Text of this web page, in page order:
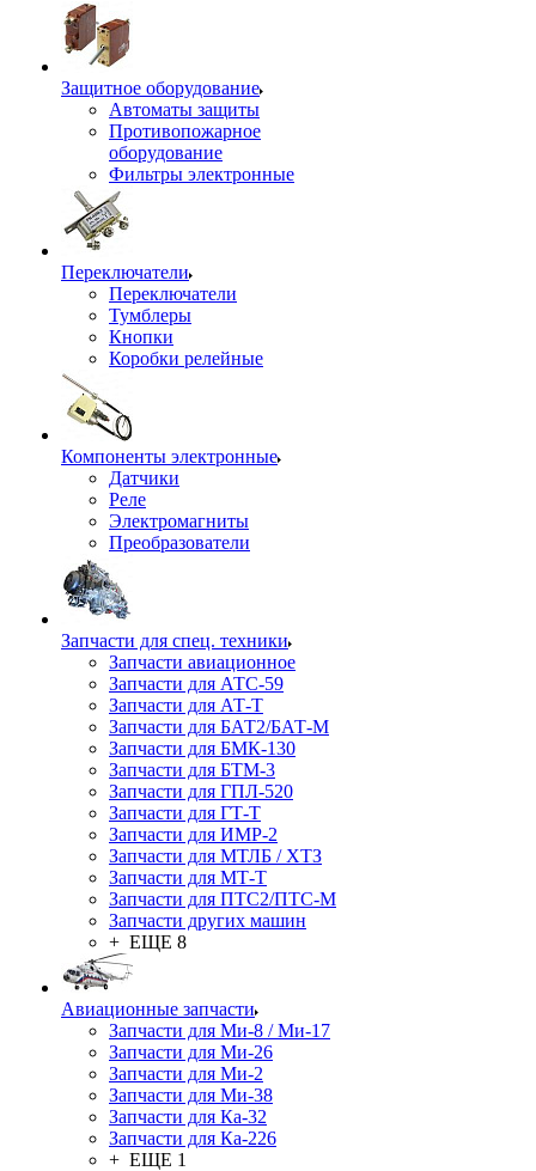
Защитное оборудование
Автоматы защиты
Противопожарное
оборудование
Фильтры электронные
Переключатели
Переключатели
Тумблеры
Кнопки
Коробки релейные
Компоненты электронные
Датчики
Реле
Электромагниты
Преобразователи
Запчасти для спец. техники
Запчасти авиационное
Запчасти для АТС-59
Запчасти для АТ-Т
Запчасти для БАТ2/БАТ-М
Запчасти для БМК-130
Запчасти для БТМ-3
Запчасти для ГПЛ-520
Запчасти для ГТ-Т
Запчасти для ИМР-2
Запчасти для МТЛБ / ХТЗ
Запчасти для МТ-Т
Запчасти для ПТС2/ПТС-М
Запчасти других машин
+ ЕЩЕ 8
Авиационные запчасти
Запчасти для Ми-8 / Ми-17
Запчасти для Ми-26
Запчасти для Ми-2
Запчасти для Ми-38
Запчасти для Ка-32
Запчасти для Ка-226
+ ЕЩЕ 1